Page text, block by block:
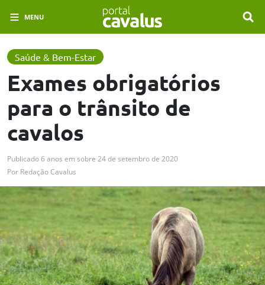
MENU
Saúde & Bem-Estar
Exames obrigatórios
para o trânsito de
cavalos
Publicado6 anos em sobre 24 de setembro de 2020
Por Redação Cavalus